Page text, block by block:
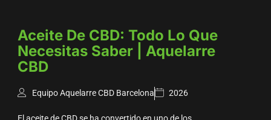
Aceite De CBD: Todo Lo Que
Necesitas Saber | Aquelarre
CBD
Equipo Aquelarre CBD Barcelona 2026